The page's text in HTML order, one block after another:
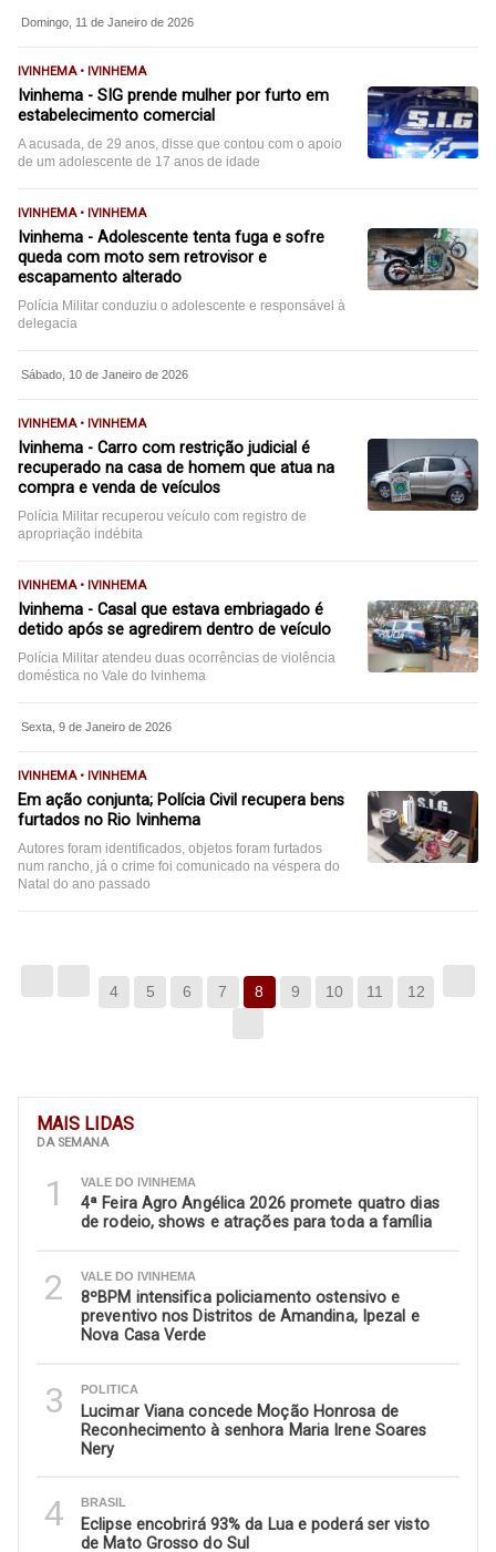
Domingo, 11 de Janeiro de 2026
IVINHEMA • IVINHEMA
Ivinhema - SIG prende mulher por furto em
estabelecimento comercial
A acusada, de 29 anos, disse que contou com o apoio
de um adolescente de 17 anos de idade
IVINHEMA • IVINHEMA
Ivinhema - Adolescente tenta fuga e sofre
queda com moto sem retrovisor e
escapamento alterado
Polícia Militar conduziu o adolescente e responsável à
delegacia
Sábado, 10 de Janeiro de 2026
IVINHEMA • IVINHEMA
Ivinhema - Carro com restrição judicial é
recuperado na casa de homem que atua na
compra e venda de veículos
Polícia Militar recuperou veículo com registro de
apropriação indébita
IVINHEMA • IVINHEMA
Ivinhema - Casal que estava embriagado é
detido após se agredirem dentro de veículo
Polícia Militar atendeu duas ocorrências de violência
doméstica no Vale do Ivinhema
Sexta, 9 de Janeiro de 2026
IVINHEMA • IVINHEMA
Em ação conjunta; Polícia Civil recupera bens
furtados no Rio Ivinhema
Autores foram identificados, objetos foram furtados
num rancho, já o crime foi comunicado na véspera do
Natal do ano passado
4 5 6 7 8 9 10 11 12
MAIS LIDAS
DA SEMANA
1 VALE DO IVINHEMA
4ª Feira Agro Angélica 2026 promete quatro dias
de rodeio, shows e atrações para toda a família
2 VALE DO IVINHEMA
8ºBPM intensifica policiamento ostensivo e
preventivo nos Distritos de Amandina, Ipezal e
Nova Casa Verde
3 POLITICA
Lucimar Viana concede Moção Honrosa de
Reconhecimento à senhora Maria Irene Soares
Nery
4 BRASIL
Eclipse encobrirá 93% da Lua e poderá ser visto
de Mato Grosso do Sul